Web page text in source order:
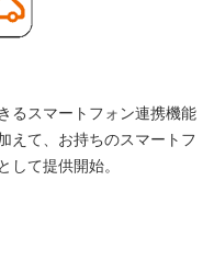
るスマートフォン連携機能
えて、お持ちのスマートフ
して提供開始。